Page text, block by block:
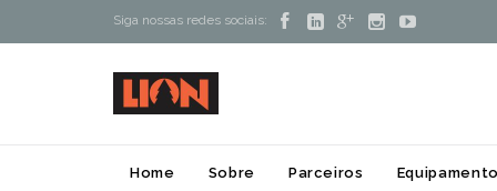
Siga nossas redes sociais:     
Home Sobre Parceiros